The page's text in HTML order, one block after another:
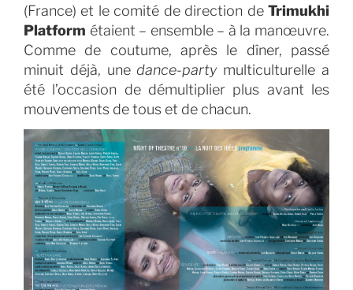
(France) et le comité de direction de Trimukhi
Platform étaient – ensemble – à la manœuvre.
Comme de coutume, après le dîner, passé
minuit déjà, unedance-partymulticulturelle a
été l’occasion de démultiplier plus avant les
mouvements de tous et de chacun.